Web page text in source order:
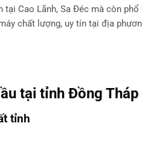
Cao Lãnh, Sa Đéc mà còn phổ
chất lượng, uy tín tại địa
tại tỉnh Đồng Tháp
tỉnh